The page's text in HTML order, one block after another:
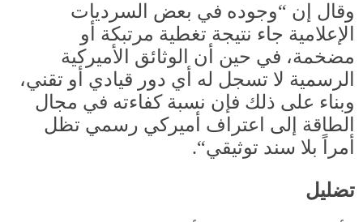
وقال إن “وجوده في بعض السرديات
الإعلامية جاء نتيجة تغطية مرتبكة أو
مضخمة، في حين أن الوثائق الأميركية
الرسمية لا تسجل له أي دور قيادي أو تقني،
وبناء على ذلك فإن نسبة كفاءته في مجال
الطاقة إلى اعتراف أميركي رسمي تظل
أمراً بلا سند توثيقي“.
تضليل